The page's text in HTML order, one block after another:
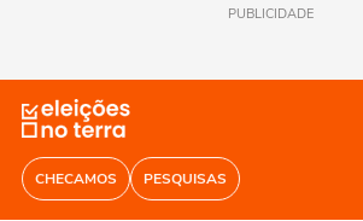
PUBLICIDADE
CHECAMOS PESQUISAS